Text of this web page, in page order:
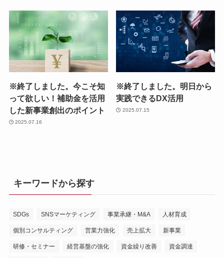
※終了しました。今こそ知
って欲しい！補助金を活用
した新事業創出のポイント
2025.07.16
※終了しました。明日から
実践できるDX活用
2025.07.15
キーワードから探す
SDGs SNSマーケティング 事業承継・M&A 人材育成
個別コンサルティング 営業力強化 売上拡大 新事業
研修・セミナー 経営基盤の強化 資金繰り改善 資金調達